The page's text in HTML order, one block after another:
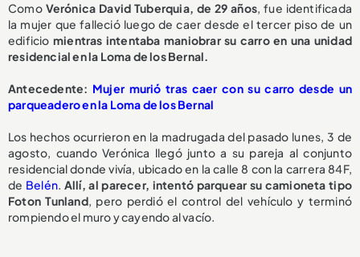
Como Verónica David Tuberquia, de 29 años, fue identificada
la mujer que falleció luego de caer desde el tercer piso de un
edificio mientras intentaba maniobrar su carro en una unidad
residencial en la Loma de los Bernal.
Antecedente: Mujer murió tras caer con su carro desde un
parqueadero en la Loma de los Bernal
Los hechos ocurrieron en la madrugada del pasado lunes, 3 de
agosto, cuando Verónica llegó junto a su pareja al conjunto
residencial donde vivía, ubicado en la calle 8 con la carrera 84F,
de Belén. Allí, al parecer, intentó parquear su camioneta tipo
Foton Tunland, pero perdió el control del vehículo y terminó
rompiendo el muro y cayendo al vacío.